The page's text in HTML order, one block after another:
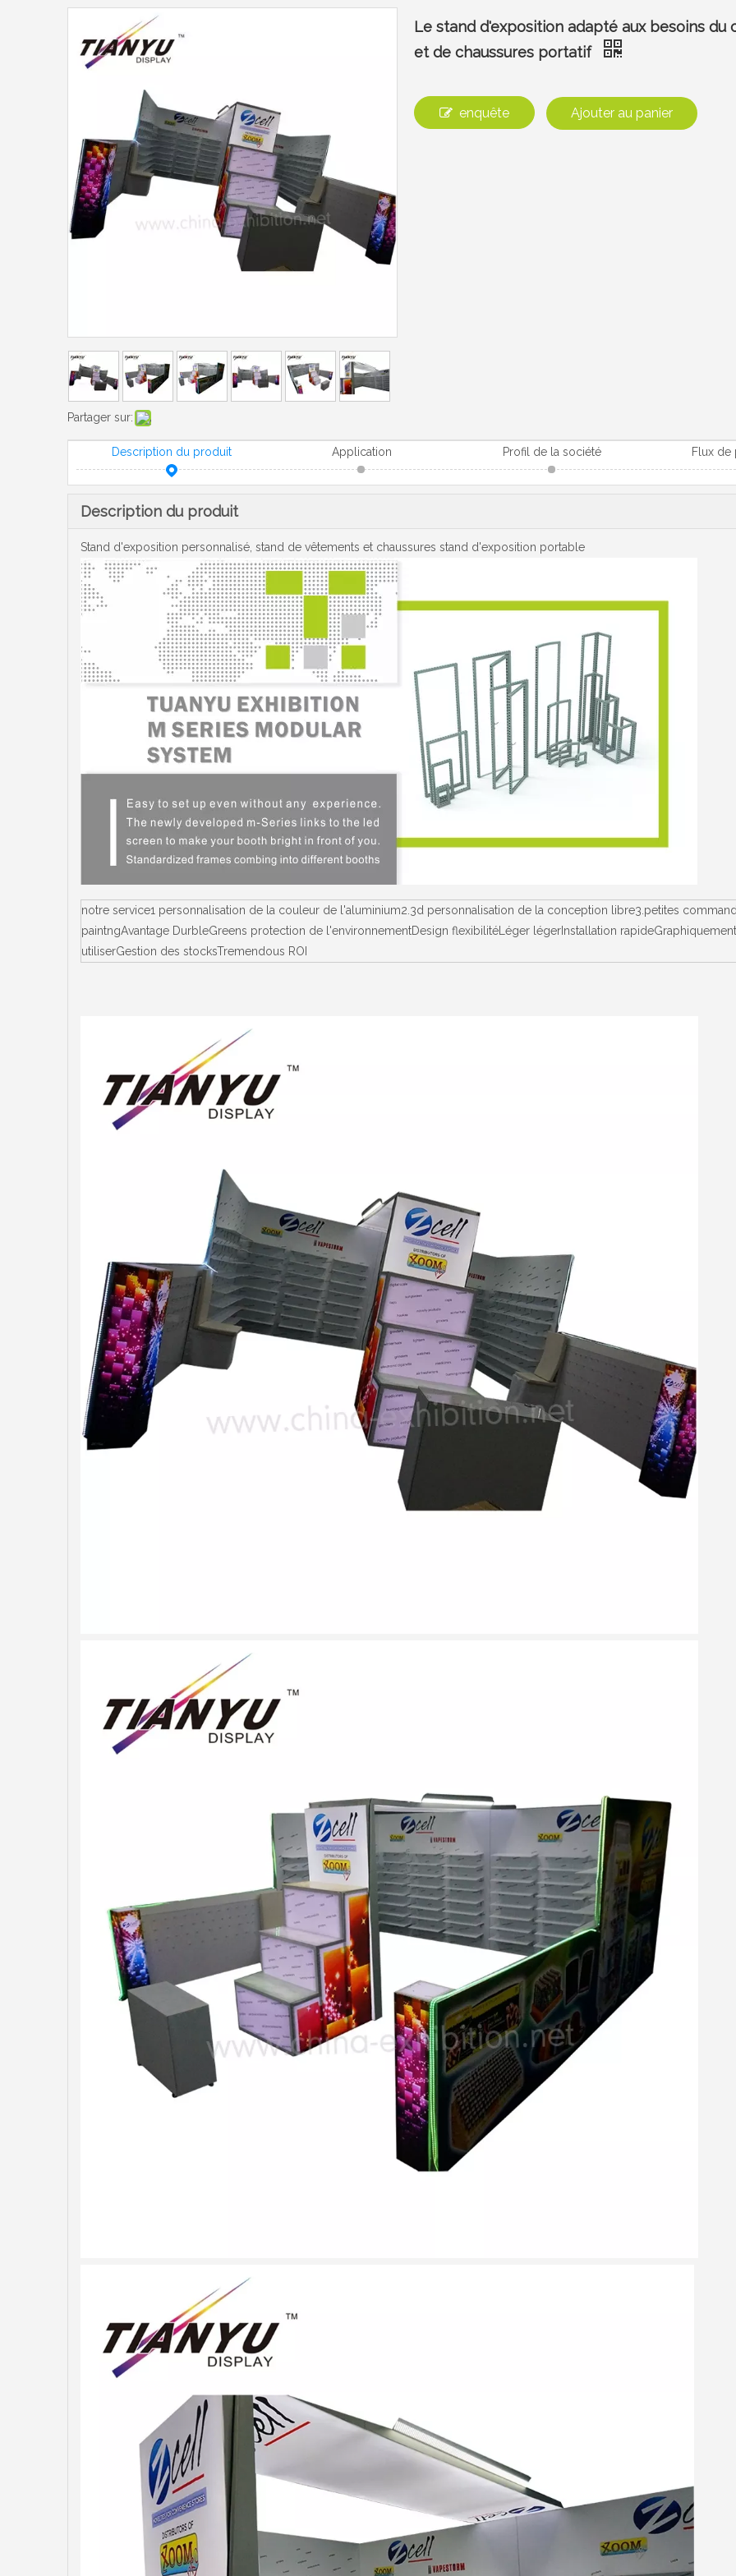
Partager sur:
Le stand d'exposition adapté aux besoins
et de chaussures portatif
enquête Ajouter au panier
Description du produit Application Profil de la société Flux de
Description du produit
Stand d'exposition personnalisé, stand de vêtements et chaussures stand d'exposition portable
notre service1 personnalisation de la couleur de l'aluminium2.3d personnalisation de la conception libre3.petites
paintngAvantage DurbleGreens protection de l'environnementDesign flexibilitéLéger légerInstallation
utiliserGestion des stocksTremendous ROI